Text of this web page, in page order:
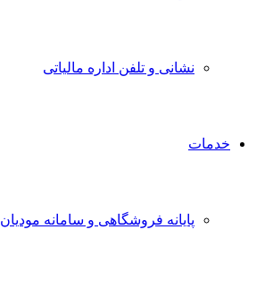
نشانی و تلفن اداره مالیاتی
خدمات
پایانه فروشگاهی و سامانه مودیان